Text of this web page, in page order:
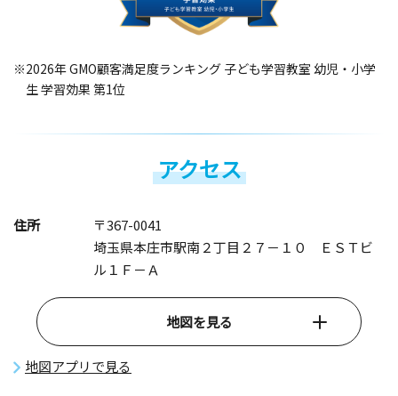
※2026年 GMO顧客満足度ランキング 子ども学習教室 幼児・小学
生 学習効果 第1位
アクセス
住所
〒367-0041
埼玉県本庄市駅南２丁目２７－１０ ＥＳＴビ
ル１Ｆ－Ａ
地図を見る
地図アプリで見る